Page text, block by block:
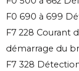
F0 690 à 699
F7 228 Courant
démarrage du
F7 328